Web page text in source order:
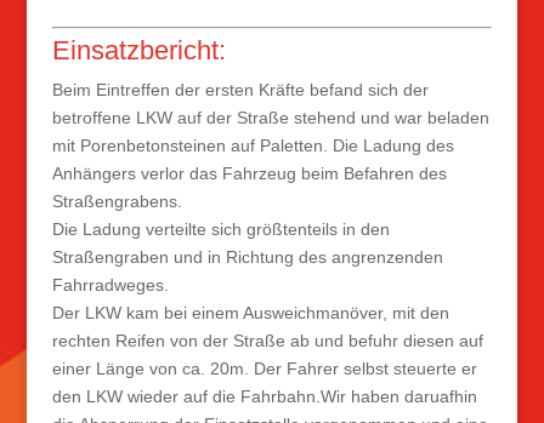
Einsatzbericht:
Beim Eintreffen der ersten Kräfte befand sich der
betroffene LKW auf der Straße stehend und war beladen
mit Porenbetonsteinen auf Paletten. Die Ladung des
Anhängers verlor das Fahrzeug beim Befahren des
Straßengrabens.
Die Ladung verteilte sich größtenteils in den
Straßengraben und in Richtung des angrenzenden
Fahrradweges.
Der LKW kam bei einem Ausweichmanöver, mit den
rechten Reifen von der Straße ab und befuhr diesen auf
einer Länge von ca. 20m. Der Fahrer selbst steuerte er
den LKW wieder auf die Fahrbahn.Wir haben daruafhin